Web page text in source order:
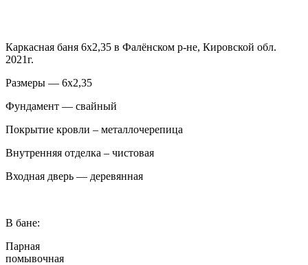
Каркасная баня 6х2,35 в Фалёнском р-не, Кировской обл.
2021г.
Размеры — 6х2,35
Фундамент — свайный
Покрытие кровли – металлочерепица
Внутренняя отделка – чистовая
Входная дверь — деревянная
В бане:
Парная
помывочная